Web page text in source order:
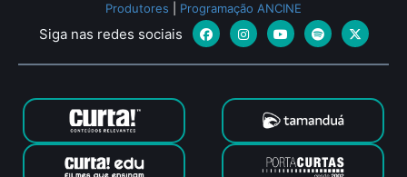
Produtores
Programação ANCINE
Siga nas redes sociais